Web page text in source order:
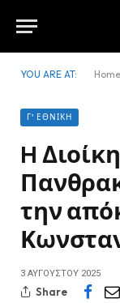
YOU ARE AT: Home
Γ' ΕΘΝΙΚΉ
H
την
3 ΑΥΓΟΎΣΤΟΥ 2025
Share